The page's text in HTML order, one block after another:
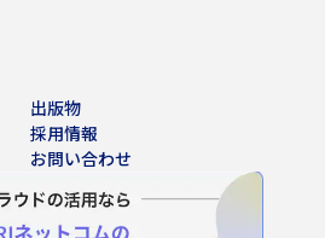
出版物
採用情報
お問い合わせ